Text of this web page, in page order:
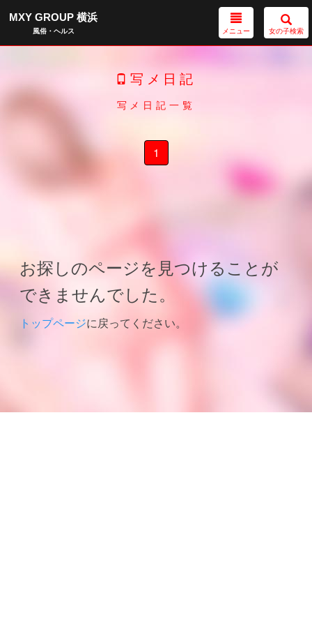
女の子検索
メニュー
MXY GROUP 横浜
風俗・ヘルス
写メ日記
写メ日記一覧
1
お探しのページを見つけることが
できませんでした。
トップページに戻ってください。